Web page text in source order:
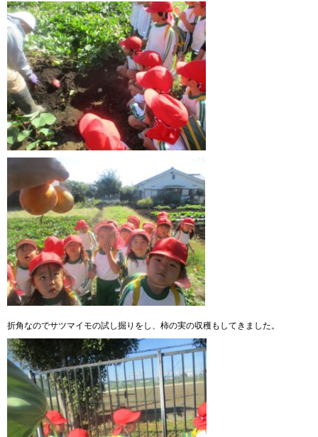
折角なのでサツマイモの試し掘りをし、柿の実の収穫もしてきました。